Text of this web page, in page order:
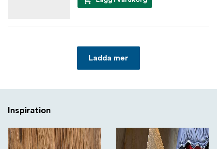
Ladda mer
Inspiration